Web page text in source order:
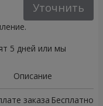
Уточнить
5 дней или мы
Описание
заказа Бесплатно